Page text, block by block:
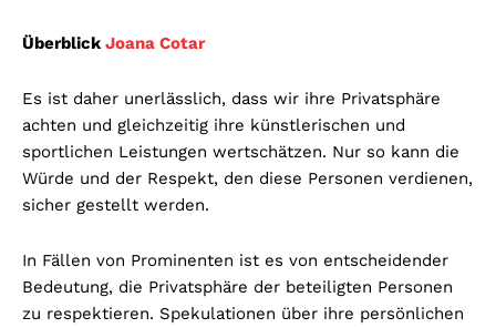
Überblick Joana Cotar
Es ist daher unerlässlich, dass wir ihre Privatsphäre
achten und gleichzeitig ihre künstlerischen und
sportlichen Leistungen wertschätzen. Nur so kann die
Würde und der Respekt, den diese Personen verdienen,
sicher gestellt werden.
In Fällen von Prominenten ist es von entscheidender
Bedeutung, die Privatsphäre der beteiligten Personen
zu respektieren. Spekulationen über ihre persönlichen